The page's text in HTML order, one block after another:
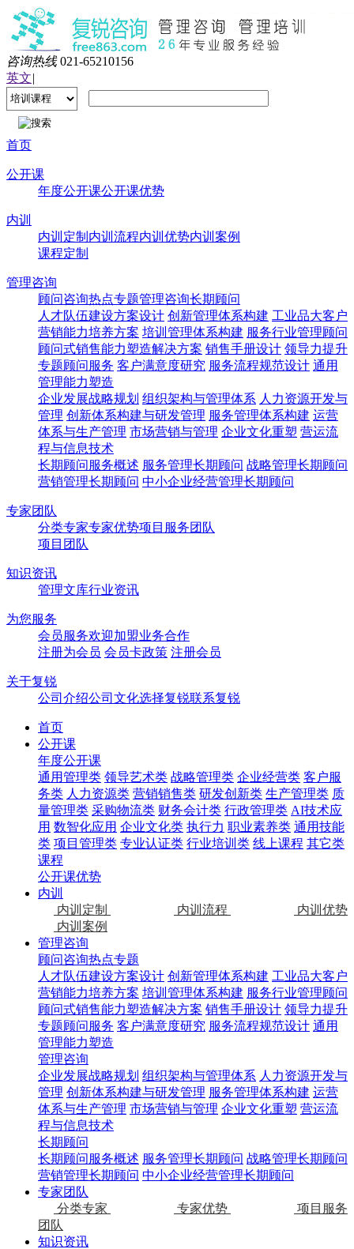
咨询热线 021-65210156
英文|
首页
公开课
年度公开课公开课优势
内训
内训定制 内训流程内训优势内训案例
课程定制
管理咨询
顾问咨询热点专题管理咨询长期顾问
人才队伍建设方案设计 创新管理体系构建 工业品大客户
营销能力培养方案 培训管理体系构建 服务行业管理顾问
顾问式销售能力塑造解决方案 销售手册设计 领导力提升
专题顾问服务 客户满意度研究 服务流程规范设计 通用
管理能力塑造
企业发展战略规划 组织架构与管理体系 人力资源开发与
管理 创新体系构建与研发管理 服务管理体系构建 运营
体系与生产管理 市场营销与管理 企业文化重塑 营运流
程与信息技术
长期顾问服务概述 服务管理长期顾问 战略管理长期顾问
营销管理长期顾问 中小企业经营管理长期顾问
专家团队
分类专家专家优势项目服务团队
项目团队
知识资讯
管理文库行业资讯
为您服务
会员服务欢迎加盟业务合作
注册为会员 会员卡政策 注册会员
关于复锐
公司介绍公司文化选择复锐联系复锐
首页
公开课
年度公开课
通用管理类 领导艺术类 战略管理类 企业经营类 客户服
务类 人力资源类 营销销售类 研发创新类 生产管理类 质
量管理类 采购物流类 财务会计类 行政管理类 AI技术应
用 数智化应用 企业文化类 执行力 职业素养类 通用技能
类 项目管理类 专业认证类 行业培训类 线上课程 其它类
课程
公开课优势
内训
内训定制
内训流程
内训优势
内训案例
管理咨询
顾问咨询热点专题
人才队伍建设方案设计 创新管理体系构建 工业品大客户
营销能力培养方案 培训管理体系构建 服务行业管理顾问
顾问式销售能力塑造解决方案 销售手册设计 领导力提升
专题顾问服务 客户满意度研究 服务流程规范设计 通用
管理能力塑造
管理咨询
企业发展战略规划 组织架构与管理体系 人力资源开发与
管理 创新体系构建与研发管理 服务管理体系构建 运营
体系与生产管理 市场营销与管理 企业文化重塑 营运流
程与信息技术
长期顾问
长期顾问服务概述 服务管理长期顾问 战略管理长期顾问
营销管理长期顾问 中小企业经营管理长期顾问
专家团队
分类专家
专家优势
项目服务
团队
知识资讯